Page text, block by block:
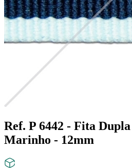
Ref. P 6442 - Fita
Marinho - 12mm